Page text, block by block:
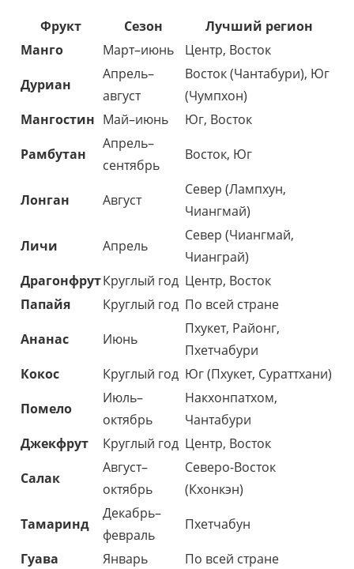
Фрукт Сезон
Лучший регион
Манго
Март–июнь
Центр, Восток
Дуриан
Апрель–
август
Восток (Чантабури), Юг
(Чумпхон)
Мангостин Май–июнь
Юг, Восток
Рамбутан
Апрель–
сентябрь
Восток, Юг
Лонган Август
Север (Лампхун,
Чиангмай)
Личи
Апрель
Север (Чиангмай,
Чианграй)
ДрагонфрутКруглый год Центр, Восток
Папайя
Круглый год По всей стране
Ананас
Июнь
Пхукет, Районг,
Пхетчабури
Кокос
Круглый год Юг (Пхукет, Сураттхани)
Помело
Июль–
октябрь
Накхонпатхом,
Чантабури
Джекфрут
Круглый год Центр, Восток
Салак
Август–
октябрь
Северо-Восток
(Кхонкэн)
Тамаринд
Декабрь–
февраль
Пхетчабун
Гуава
Январь
По всей стране